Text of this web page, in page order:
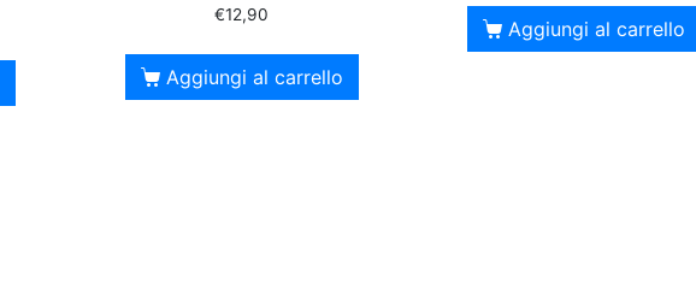
€12,90
Aggiungi al carrello
Aggiungi al carrello